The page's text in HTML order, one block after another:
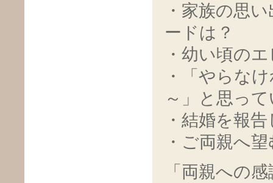
・家族の思
ードは？
・幼い頃の
・「やらな
～」と思っ
・結婚を報
・ご両親へ
「両親への